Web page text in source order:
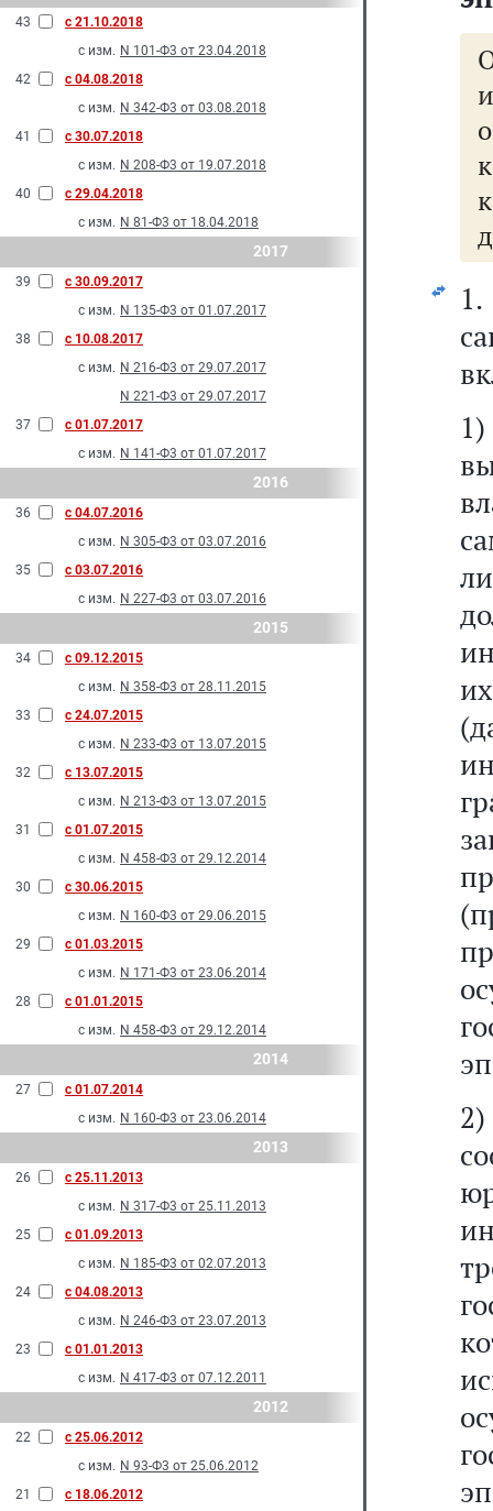
43
с 21.10.2018
с изм. N 101-Ф3 от 23.04.2018
42
с 04.08.2018
с изм. N 342-Ф3 от 03.08.2018
41
с 30.07.2018
с изм. N 208-Ф3 от 19.07.2018
40
с 29.04.2018
с изм. N 81-Ф3 от 18.04.2018
2017
39
с 30.09.2017
с изм. N 135-Ф3 от 01.07.2017
38
с 10.08.2017
с изм. N 216-Ф3 от 29.07.2017
N 221-Ф3 от 29.07.2017
37
с 01.07.2017
с изм. N 141-Ф3 от 01.07.2017
2016
36
с 04.07.2016
с изм. N 305-Ф3 от 03.07.2016
35
с 03.07.2016
с изм. N 227-Ф3 от 03.07.2016
2015
34
с 09.12.2015
с изм. N 358-Ф3 от 28.11.2015
33
с 24.07.2015
с изм. N 233-Ф3 от 13.07.2015
32
с 13.07.2015
с изм. N 213-Ф3 от 13.07.2015
31
с 01.07.2015
с изм. N 458-Ф3 от 29.12.2014
30
с 30.06.2015
с изм. N 160-Ф3 от 29.06.2015
29
с 01.03.2015
с изм. N 171-Ф3 от 23.06.2014
28
с 01.01.2015
с изм. N 458-Ф3 от 29.12.2014
2014
27
с 01.07.2014
с изм. N 160-Ф3 от 23.06.2014
2013
26
с 25.11.2013
с изм. N 317-Ф3 от 25.11.2013
25
с 01.09.2013
с изм. N 185-Ф3 от 02.07.2013
24
с 04.08.2013
с изм. N 246-Ф3 от 23.07.2013
23
с 01.01.2013
с изм. N 417-Ф3 от 07.12.2011
2012
22
с 25.06.2012
с изм. N 93-Ф3 от 25.06.2012
21
с 18.06.2012